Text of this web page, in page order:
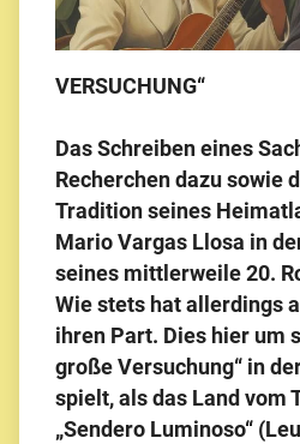
VERSUCHUNG“
Das Schreiben eines
Recherchen dazu sowie
Tradition seines
Mario Vargas Llosa in
seines mittlerweile 20.
Wie stets hat allerdings
ihren Part. Dies hier um
große Versuchung“ in
spielt, als das Land vom
„Sendero Luminoso“